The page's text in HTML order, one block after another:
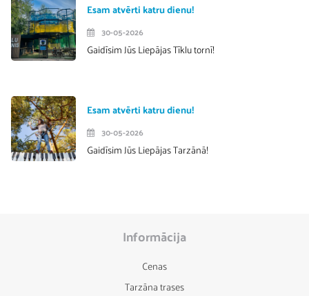
Esam atvērti katru dienu!
30-05-2026
Gaidīsim Jūs Liepājas Tīklu tornī!
Esam atvērti katru dienu!
30-05-2026
Gaidīsim Jūs Liepājas Tarzānā!
Informācija
Cenas
Tarzāna trases